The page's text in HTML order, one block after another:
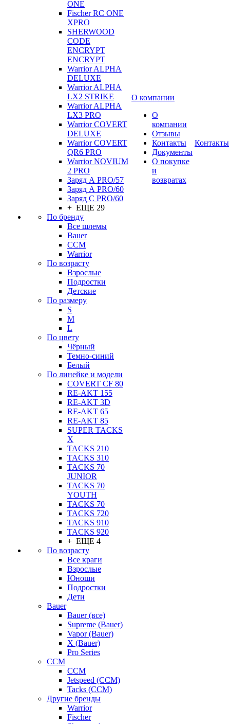
ONE
Fischer RC ONE
XPRO
SHERWOOD
CODE
ENCRYPT
ENCRYPT
Warrior ALPHA
DELUXE
Warrior ALPHA
LX2 STRIKE
Warrior ALPHA
LX3 PRO
Warrior COVERT
DELUXE
Warrior COVERT
QR6 PRO
Warrior NOVIUM
2 PRO
Заряд А PRO/57
Заряд А PRO/60
Заряд С PRO/60
+ ЕЩЕ 29
По бренду
Все шлемы
Bauer
CCM
Warrior
По возрасту
Взрослые
Подростки
Детские
По размеру
S
M
L
По цвету
Чёрный
Темно-синий
Белый
По линейке и модели
COVERT CF 80
RE-AKT 155
RE-AKT 3D
RE-AKT 65
RE-AKT 85
SUPER TACKS
X
TACKS 210
TACKS 310
TACKS 70
JUNIOR
TACKS 70
YOUTH
TACKS 70
TACKS 720
TACKS 910
TACKS 920
+ ЕЩЕ 4
По возрасту
Все краги
Взрослые
Юноши
Подростки
Дети
Bauer
Bauer (все)
Supreme (Bauer)
Vapor (Bauer)
X (Bauer)
Pro Series
CCM
CCM
Jetspeed (CCM)
Tacks (CCM)
Другие бренды
Warrior
Fischer
О компании
О
компании
Отзывы
Контакты
Документы
О покупке
и
возвратах
Контакты